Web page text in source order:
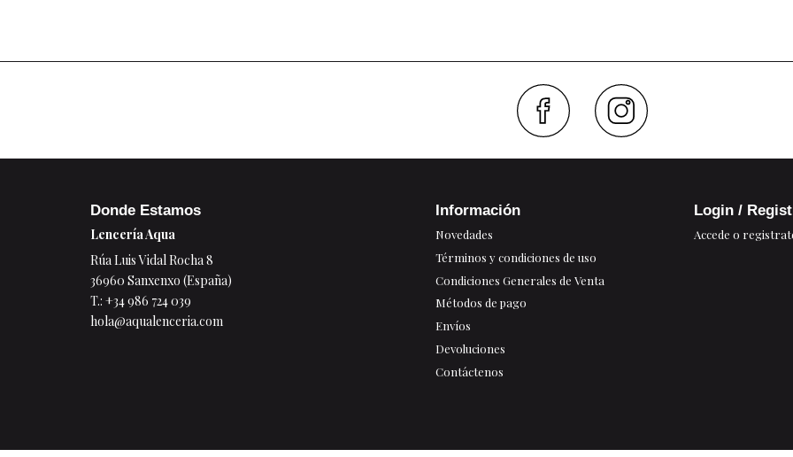
Facebook
Donde Estamos
Lencería Aqua
Rúa Luis Vidal Rocha 8
36960 Sanxenxo (España)
T.: +34 986 724 039
hola@aqualenceria.com
Información
Novedades
Términos y condiciones de uso
Condiciones Generales de Venta
Métodos de pago
Envíos
Devoluciones
Contáctenos
Login /
Accede o